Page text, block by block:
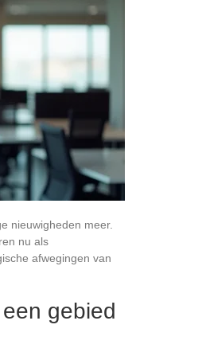
nieuwigheden meer.
nu als
afwegingen van
gebied